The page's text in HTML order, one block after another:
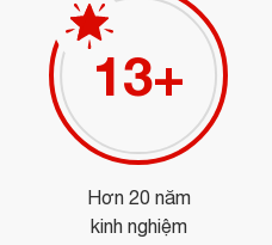
15+
Hơn 20 năm
kinh nghiệm